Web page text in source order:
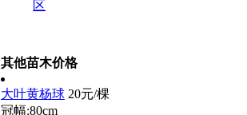
区
其他苗木价格
大叶黄杨球 20元/棵
冠幅:80cm